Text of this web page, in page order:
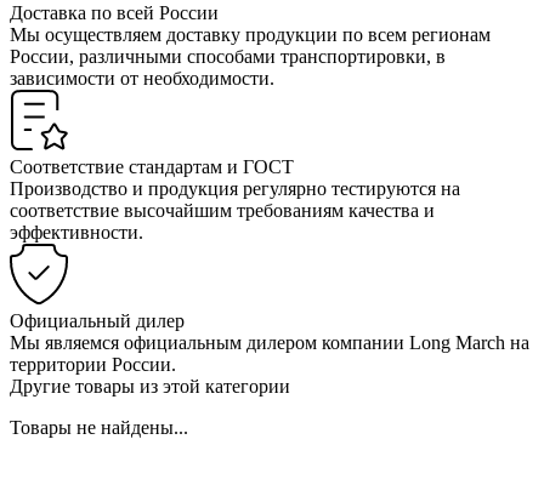
Доставка по всей России
Мы осуществляем доставку продукции по всем регионам
России, различными способами транспортировки, в
зависимости от необходимости.
Соответствие стандартам и ГОСТ
Производство и продукция регулярно тестируются на
соответствие высочайшим требованиям качества и
эффективности.
Официальный дилер
Мы являемся официальным дилером компании Long March на
территории России.
Другие товары из этой категории
Товары не найдены...